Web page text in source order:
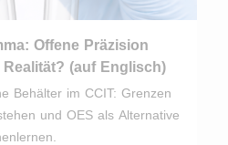
Offene Präzision
(auf Englisch)
Behälter im CCIT: Grenzen
und OES als Alternative